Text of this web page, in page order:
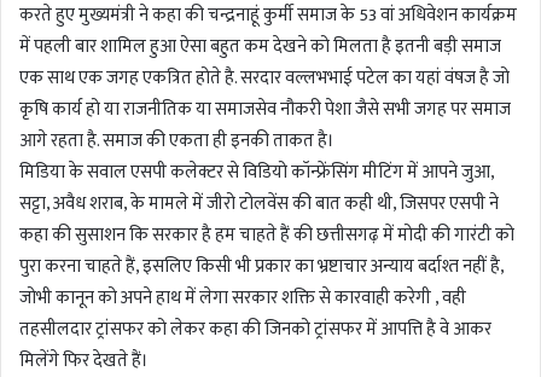
करते हुए मुख्यमंत्री ने कहा की चन्द्रनाहूं कुर्मी समाज के 53 वां अधिवेशन कार्यक्रम
में पहली बार शामिल हुआ ऐसा बहुत कम देखने को मिलता है इतनी बड़ी समाज
एक साथ एक जगह एकत्रित होते है. सरदार वल्लभभाई पटेल का यहां वंषज है जो
कृषि कार्य हो या राजनीतिक या समाजसेव नौकरी पेशा जैसे सभी जगह पर समाज
आगे रहता है. समाज की एकता ही इनकी ताकत है।
मिडिया के सवाल एसपी कलेक्टर से विडियो कॉन्फ्रेंसिंग मीटिंग में आपने जुआ,
सट्टा, अवैध शराब, के मामले में जीरो टोलवेंस की बात कही थी, जिसपर एसपी ने
कहा की सुसाशन कि सरकार है हम चाहते हैं की छत्तीसगढ़ में मोदी की गारंटी को
पुरा करना चाहते हैं, इसलिए किसी भी प्रकार का भ्रष्टाचार अन्याय बर्दाश्त नहीं है,
जोभी कानून को अपने हाथ में लेगा सरकार शक्ति से कारवाही करेगी , वही
तहसीलदार ट्रांसफर को लेकर कहा की जिनको ट्रांसफर में आपत्ति है वे आकर
मिलेंगे फिर देखते हैं।